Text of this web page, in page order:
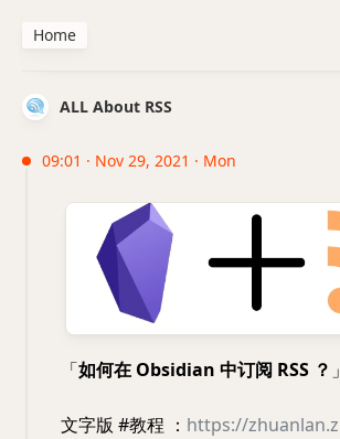
ALL About RSS
09:01 · Nov 29, 2021 · Mon
「如何在 Obsidian 中订阅 RSS ？ 」
文字版 #教程 ： https://
Home